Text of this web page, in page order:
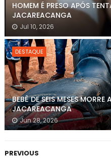
HOMEM É PRESO APÓS
JACAREACANGA
Jul 10, 2026
DESTAQUE
BEBÊ DE SEIS MESES
JACAREACANGA
Jun 28, 2026
PREVIOUS